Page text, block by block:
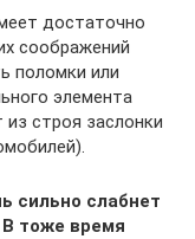
достаточно
соображений
поломки или
элемента
строя заслонки
сильно слабнет
тоже время